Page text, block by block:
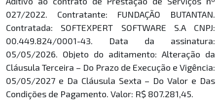
027/2022. Contratante: FUNDAÇÃO BUTANTAN.
Contratada: SOFTEXPERT SOFTWARE S.A CNPJ:
00.449.824/0001-43. Data da assinatura:
05/05/2026. Objeto do aditamento: Alteração da
Cláusula Terceira – Do Prazo de Execução e Vigência:
05/05/2027 e Da Cláusula Sexta – Do Valor e Das
Condições de Pagamento. Valor: R$ 807.281,45.